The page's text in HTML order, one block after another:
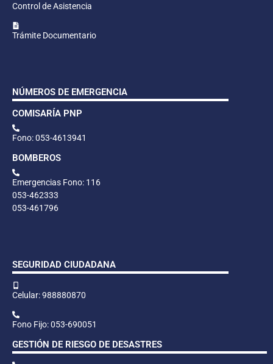
Control de Asistencia
Trámite Documentario
NÚMEROS DE EMERGENCIA
COMISARÍA PNP
Fono: 053-4613941
BOMBEROS
Emergencias Fono: 116
053-462333
053-461796
SEGURIDAD CIUDADANA
Celular: 988880870
Fono Fijo: 053-690051
GESTIÓN DE RIESGO DE DESASTRES